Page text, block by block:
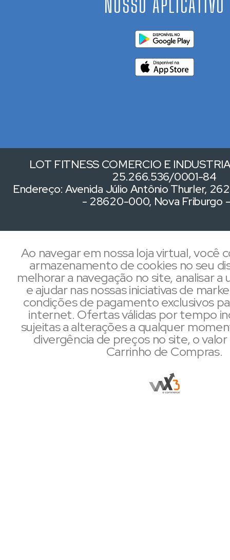
NOSSO APLICATIVO
LOT FITNESS COMERCIO E
25.266.536/0001-84
Endereço: Avenida Júlio Antônio Thurler,
- 28620-000, Nova Friburgo
Ao navegar em nossa loja virtual, você
armazenamento de cookies no seu
melhorar a navegação no site, analisar a
e ajudar nas nossas iniciativas de
condições de pagamento exclusivos
internet. Ofertas válidas por tempo
sujeitas a alterações a qualquer
divergência de preços no site, o
Carrinho de Compras.